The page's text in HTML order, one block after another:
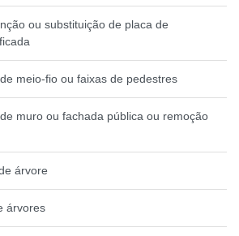
ou substituição de placa de
meio-fio ou faixas de pedestres
muro ou fachada pública ou remoção
árvore
árvores